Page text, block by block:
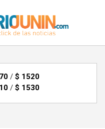
/ $ 1520
/ $ 1530